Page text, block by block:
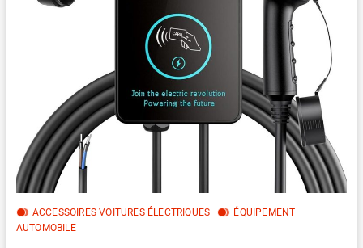
ACCESSOIRES VOITURES ÉLECTRIQUES
ÉQUIPEMENT
AUTOMOBILE